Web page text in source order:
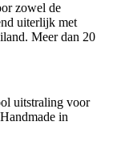
zowel de
uiterlijk met
Meer dan 20
uitstraling voor
in